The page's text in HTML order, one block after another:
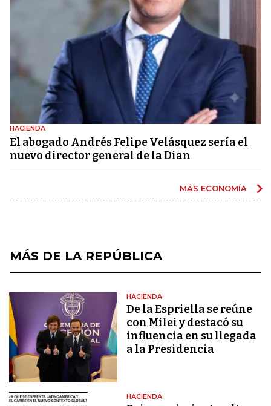
HACIENDA
El abogado Andrés Felipe Velásquez sería el
nuevo director general de la Dian
MÁS ECONOMÍA
MÁS DE LA REPÚBLICA
HACIENDA
De la Espriella se reúne
con Milei y destacó su
influencia en su llegada
a la Presidencia
HACIENDA